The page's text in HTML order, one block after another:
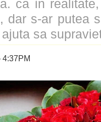
ca in
dar s-ar putea
ajuta sa